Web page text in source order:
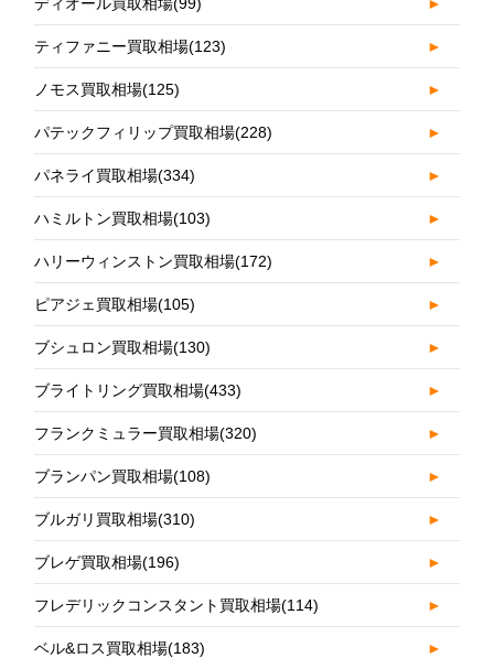
ティファニー買取相場(123) ►
ノモス買取相場(125) ►
パテックフィリップ買取相場(228) ►
パネライ買取相場(334) ►
ハミルトン買取相場(103) ►
ハリーウィンストン買取相場(172) ►
ピアジェ買取相場(105) ►
ブシュロン買取相場(130) ►
ブライトリング買取相場(433) ►
フランクミュラー買取相場(320) ►
ブランパン買取相場(108) ►
ブルガリ買取相場(310) ►
ブレゲ買取相場(196) ►
フレデリックコンスタント買取相場(114) ►
ベル&ロス買取相場(183) ►